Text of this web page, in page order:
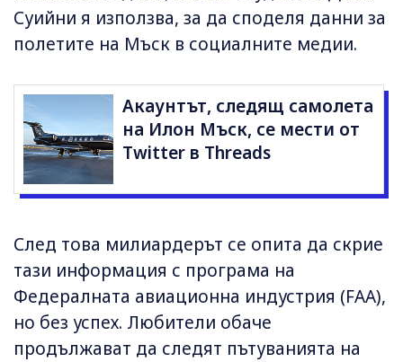
Суийни я използва, за да споделя данни за
полетите на Мъск в социалните медии.
Акаунтът, следящ самолета
на Илон Мъск, се мести от
Twitter в Threads
След това милиардерът се опита да скрие
тази информация с програма на
Федералната авиационна индустрия (FAA),
но без успех. Любители обаче
продължават да следят пътуванията на